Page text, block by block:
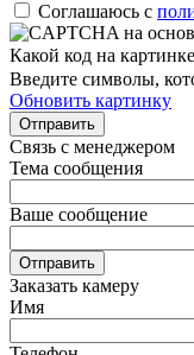
Соглашаюсь с
Какой код на
Введите символы,
Обновить картинку
Отправить
Связь с менеджером
Тема сообщения
Ваше сообщение
Отправить
Заказать камеру
Имя